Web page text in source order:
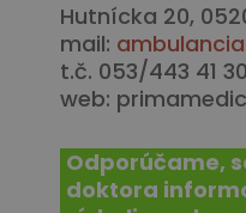
Hutnícka 20,
mail:
t.č. 053/443 41 30
web:
Odporúčame,
doktora